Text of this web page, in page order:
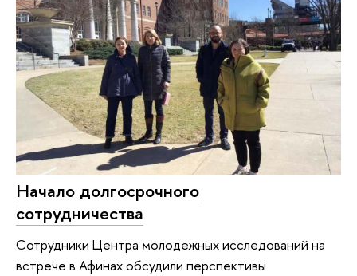
Начало долгосрочного
сотрудничества
Сотрудники Центра молодежных исследований на
встрече в Афинах обсудили перспективы